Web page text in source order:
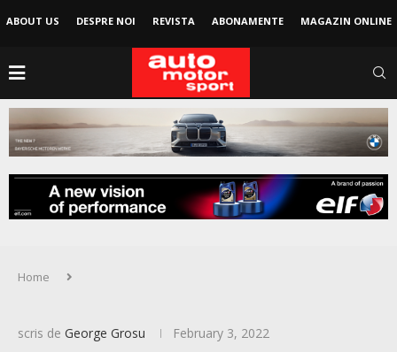
ABOUT US DESPRE NOI REVISTA ABONAMENTE MAGAZIN ONLINE
Home
scris de George Grosu February 3, 2022